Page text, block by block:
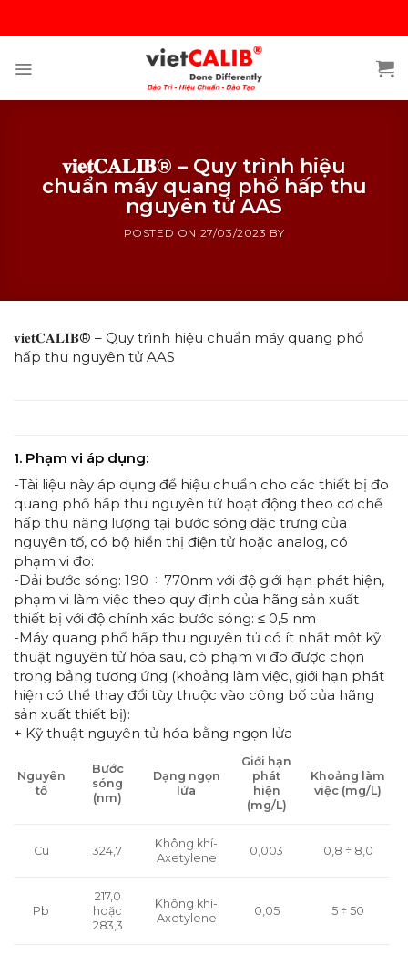
content
𝐯𝐢𝐞𝐭𝐂𝐀𝐋𝐈𝐁® – Quy trình hiệu
chuẩn máy quang phổ hấp thu
nguyên tử AAS
POSTED ON 27/03/2023 BY
𝐯𝐢𝐞𝐭𝐂𝐀𝐋𝐈𝐁® – Quy trình hiệu chuẩn máy quang phổ
hấp thu nguyên tử AAS
1. Phạm vi áp dụng:
-Tài liệu này áp dụng để hiệu chuẩn cho các thiết bị đo
quang phổ hấp thu nguyên tử hoạt động theo cơ chế
hấp thu năng lượng tại bước sóng đặc trưng của
nguyên tố, có bộ hiển thị điện tử hoặc analog, có
phạm vi đo:
-Dải bước sóng: 190 ÷ 770nm với độ giới hạn phát hiện,
phạm vi làm việc theo quy định của hãng sản xuất
thiết bị với độ chính xác bước sóng: ≤ 0,5 nm
-Máy quang phổ hấp thu nguyên tử có ít nhất một kỹ
thuật nguyên tử hóa sau, có phạm vi đo được chọn
trong bảng tương ứng (khoảng làm việc, giới hạn phát
hiện có thể thay đổi tùy thuộc vào công bố của hãng
sản xuất thiết bị):
+ Kỹ thuật nguyên tử hóa bằng ngọn lửa
Nguyên
tố
Bước
sóng
(nm)
Dạng ngọn
lửa
Giới hạn
phát
hiện
(mg/L)
Khoảng làm
việc (mg/L)
Cu 324,7
Không khí-
Axetylene
0,003 0,8 ÷ 8,0
Pb
217,0
hoặc
283,3
Không khí-
Axetylene
0,05 5 ÷ 50